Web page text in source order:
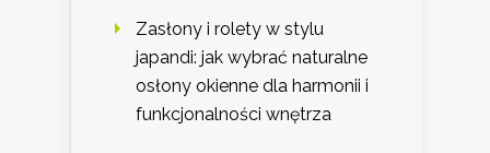
Zasłony i rolety w stylu
japandi: jak wybrać naturalne
osłony okienne dla harmonii i
funkcjonalności wnętrza